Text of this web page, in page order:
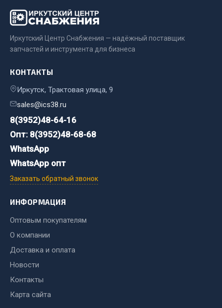
Весь раздел
Стропы
Стяжки
Тросы
Весь раздел
Автохимия
Agat auto
Alteco
Aвтосил
Chevron
Иркутский Центр Снабжения — надёжный поставщик
запчастей и инструмента для бизнеса
КОНТАКТЫ
Иркутск, Трактовая улица, 9
sales@ics38.ru
8(3952)48-64-16
Опт: 8(3952)48-68-68
WhatsApp
WhatsApp опт
Заказать обратный звонок
ИНФОРМАЦИЯ
Оптовым покупателям
О компании
Доставка и оплата
Новости
Контакты
Карта сайта